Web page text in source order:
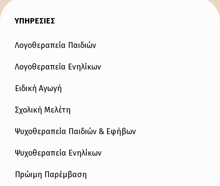
ΥΠΗΡΕΣΙΕΣ
Λογοθεραπεία Παιδιών
Λογοθεραπεία Ενηλίκων
Ειδική Αγωγή
Σχολική Μελέτη
Ψυχοθεραπεία Παιδιών & Εφήβων
Ψυχοθεραπεία Ενηλίκων
Πρώιμη Παρέμβαση